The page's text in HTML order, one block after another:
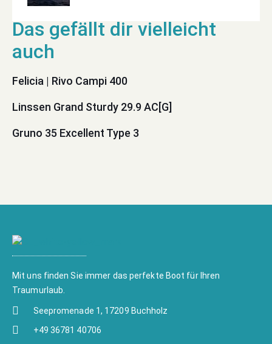
Felicia | Rivo Campi 400
Linssen Grand Sturdy 29.9 AC[G]
Gruno 35 Excellent Type 3
Mit uns finden Sie immer das perfekte Boot für Ihren
Traumurlaub.
Seepromenade 1, 17209 Buchholz
+49 36781 40706